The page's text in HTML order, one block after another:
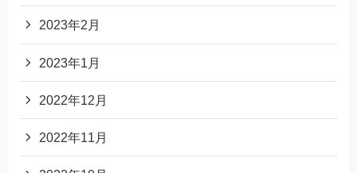
2023年2月
2023年1月
2022年12月
2022年11月